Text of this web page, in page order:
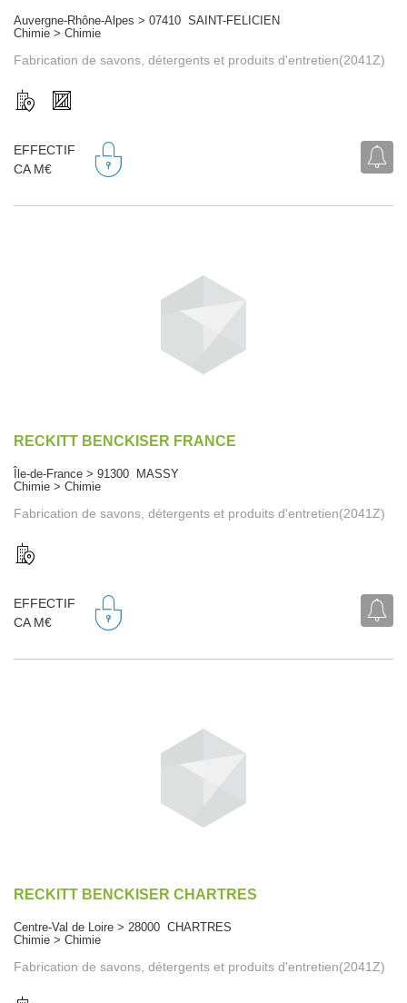
Auvergne-Rhône-Alpes > 07410 SAINT-FELICIEN
Chimie > Chimie
Fabrication de savons, détergents et produits d'entretien(2041Z)
EFFECTIF
CA M€
RECKITT BENCKISER FRANCE
Île-de-France > 91300 MASSY
Chimie > Chimie
Fabrication de savons, détergents et produits d'entretien(2041Z)
EFFECTIF
CA M€
RECKITT BENCKISER CHARTRES
Centre-Val de Loire > 28000 CHARTRES
Chimie > Chimie
Fabrication de savons, détergents et produits d'entretien(2041Z)